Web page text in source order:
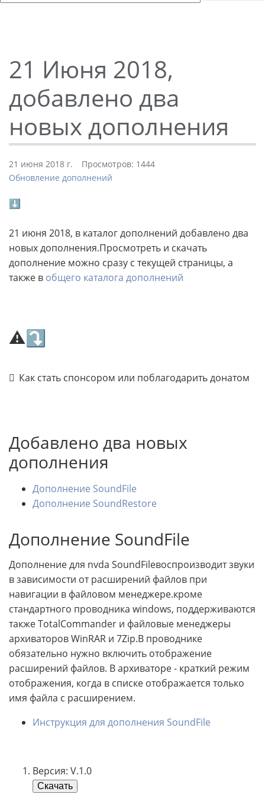
21 Июня 2018,
добавлено два
новых дополнения
21 июня 2018 г.
Просмотров: 1444
Обновление дополнений
⬇
21 июня 2018, в каталог дополнений добавлено два
новых дополнения.Просмотреть и скачать
дополнение можно сразу с текущей страницы, а
также в общего каталога дополнений
⚠⤵
Как стать спонсором или поблагодарить донатом
Добавлено два новых
дополнения
Дополнение SoundFile
Дополнение SoundRestore
Дополнение SoundFile
Дополнение для nvda SoundFileвоспроизводит звуки
в зависимости от расширений файлов при
навигации в файловом менеджере.кроме
стандартного проводника windows, поддерживаются
также TotalCommander и файловые менеджеры
архиваторов WinRAR и 7Zip.В проводнике
обязательно нужно включить отображение
расширений файлов. В архиваторе - краткий режим
отображения, когда в списке отображается только
имя файла с расширением.
Инструкция для дополнения SoundFile
Версия: V.1.0
Скачать